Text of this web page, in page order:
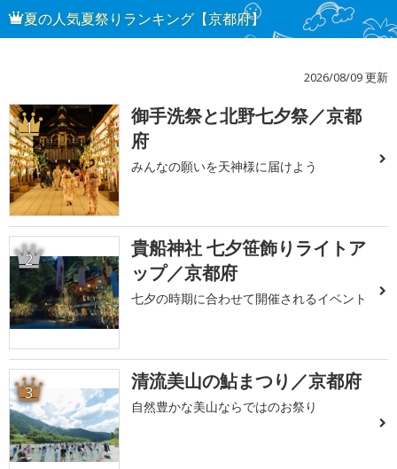
夏の人気夏祭りランキング【京都府】
2026/08/09 更新
1
御手洗祭と北野七夕祭／京都
府
みんなの願いを天神様に届けよう
2
貴船神社 七夕笹飾りライトア
ップ／京都府
七夕の時期に合わせて開催されるイベント
3 清流美山の鮎まつり／京都府
自然豊かな美山ならではのお祭り